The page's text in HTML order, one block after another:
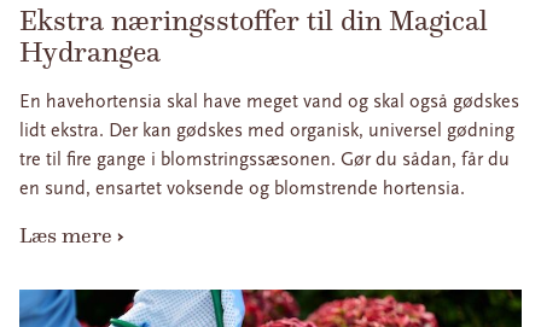
Ekstra næringsstoffer til din Magical
Hydrangea
En havehortensia skal have meget vand og skal også gødskes
lidt ekstra. Der kan gødskes med organisk, universel gødning
tre til fire gange i blomstringssæsonen. Gør du sådan, får du
en sund, ensartet voksende og blomstrende hortensia.
Læs mere